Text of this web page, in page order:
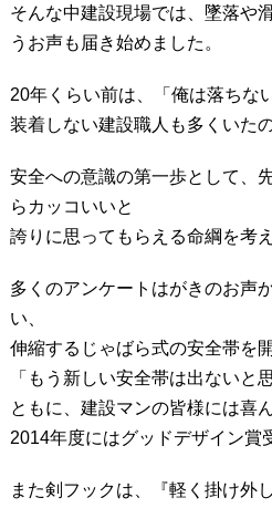
そんな中建設現場では、墜落や
うお声も届き始めました。
20年くらい前は、「俺は落ちな
装着しない建設職人も多くいたの
安全への意識の第一歩として、
らカッコいいと
誇りに思ってもらえる命綱を考
多くのアンケートはがきのお声
い、
伸縮するじゃばら式の安全帯を開
「もう新しい安全帯は出ないと
ともに、建設マンの皆様には喜
2014年度にはグッドデザイン賞
また剣フックは、『軽く掛け外